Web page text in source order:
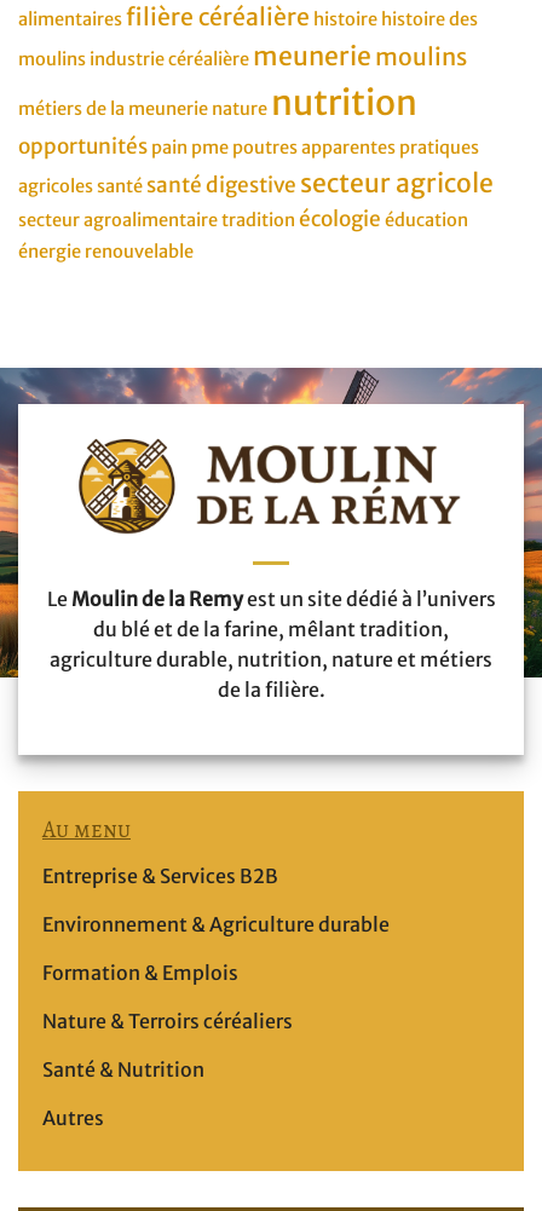
alimentairesfilière céréalière histoire histoire des
moulins industrie céréalière meunerie moulins
métiers de la meunerie nature nutrition
opportunités pain pme poutres apparentes pratiques
agricolessanté santé digestive secteur agricole
secteur agroalimentairetradition écologie éducation
énergie renouvelable
Le Moulin de la Remyest un site dédié à l’univers
du blé et de la farine, mêlant tradition,
agriculture durable, nutrition, nature et métiers
de la filière.
Au menu
Entreprise & Services B2B
Environnement & Agriculture durable
Formation & Emplois
Nature & Terroirs céréaliers
Santé & Nutrition
Autres